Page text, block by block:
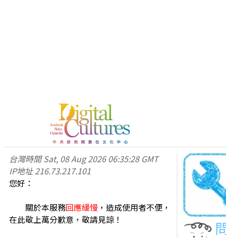
台灣時間Sat, 08 Aug 2026 06:35:28 GMT
IP地址216.73.217.101
您好：
關於本服務回應緩慢 ，造成使用者不便，
在此敬上萬分歉意，敬請見諒！